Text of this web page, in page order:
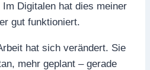
Im Digitalen hat dies meiner
gut funktioniert.
hat sich verändert. Sie
mehr geplant – gerade